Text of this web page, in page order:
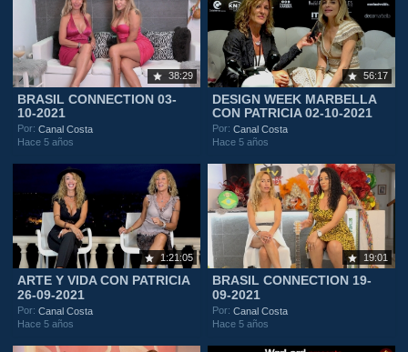
38:29
BRASIL CONNECTION 03-
10-2021
Por:Canal Costa
Hace 5 años
56:17
DESIGN WEEK MARBELLA
CON PATRICIA 02-10-2021
Por:Canal Costa
Hace 5 años
1:21:05
ARTE Y VIDA CON PATRICIA
26-09-2021
Por:Canal Costa
Hace 5 años
19:01
BRASIL CONNECTION 19-
09-2021
Por:Canal Costa
Hace 5 años